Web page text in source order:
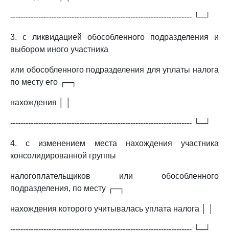
----------------------------------------------------------------------- └─┘
3. с ликвидацией обособленного подразделения и
выбором иного участника
или обособленного подразделения для уплаты налога
по месту его ┌─┐
нахождения │ │
----------------------------------------------------------------------- └─┘
4. с изменением места нахождения участника
консолидированной группы
налогоплательщиков или обособленного
подразделения, по месту ┌─┐
нахождения которого учитывалась уплата налога │ │
----------------------------------------------------------------------- └─┘